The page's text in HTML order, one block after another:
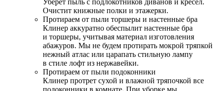
Уберет пыль с подлокотников диванов и кресел.
Очистит книжные полки и этажерки.
Протираем от пыли торшеры и настенные бра
Клинер аккуратно обеспылит настенные бра
и торшеры, учитывая материал изготовления
абажуров. Мы не будем протирать мокрой тряпкой
нежный атлас или царапать стильную лампу
в стиле лофт из нержавейки.
Протираем от пыли подоконники
Клинер протрет сухой и влажной тряпочкой все
подоконники в комнате. При уборке мы